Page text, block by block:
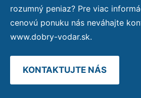
rozumný peniaz? Pre viac
cenovú ponuku nás neváhajte
www.dobry-vodar.sk.
KONTAKTUJTE NÁS